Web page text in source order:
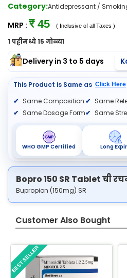
Category:Antidepressant /
MRP : ₹ 45 ( Inclusive of all Taxes )
1 पट्टीमध्ये 15 गोळ्या
Delivery in 3 to 5 days
This Product is Same as Click Here
Same Composition
Same Dosage Form
Same
Same
WHO GMP Certified Long
Bopro 150 SR Tablet ची
Bupropion (150mg) SR
Customer Also Bought
BEST SELLER